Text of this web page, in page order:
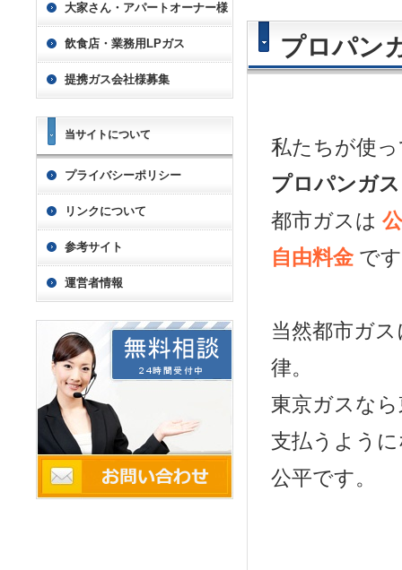
プロパン
私たちが使
プロパンガ
都市ガスは
自由料金 で
当然都市ガ
律。
東京ガスな
支払うよう
公平です。
大家さん・アパートオーナー様
飲食店・業務用LPガス
提携ガス会社様募集
当サイトについて
プライバシーポリシー
リンクについて
参考サイト
運営者情報